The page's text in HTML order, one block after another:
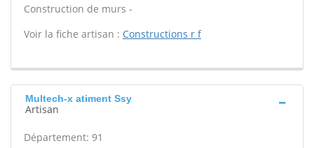
Construction de murs -
Voir la fiche artisan : Constructions r f
Multech-x atiment Ssy
Artisan
Département: 91